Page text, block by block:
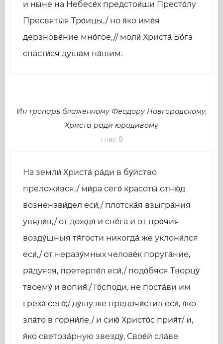
и ны́не на Небесе́х предстои́ши Престо́лу
Пресвяты́я Тро́ицы,/ но я́ко име́я
дерзнове́ние мно́гое,// моли́ Христа́ Бо́га
спасти́ся душа́м на́шим.
Ин тропарь блаженному Феодору Новгородскому,
Христа ради юродивому
глас 8
На земли́ Христа́ ра́ди в бу́йство
преложи́вся,/ ми́ра сего́ красоты́ отню́д
возненави́дел еси́,/ плотска́я взыгра́ния
увяди́в,/ от дождя́ и сне́га и от про́чия
возду́шныя тя́гости никогда́ же уклони́лся
еси́,/ от неразу́мных челове́к поруга́ние,
ра́дуяся, претерпе́л еси́,/ подо́бяся Творцу́
твоему́ и вопия́:/ Го́споди, не поста́ви им
греха́ сего́;/ ду́шу же предочи́стил еси́, я́ко
зла́то в горни́ле,/ и сию́ Христо́с прия́т/ и,
я́ко светоза́рную звезду́, Свое́й сла́ве